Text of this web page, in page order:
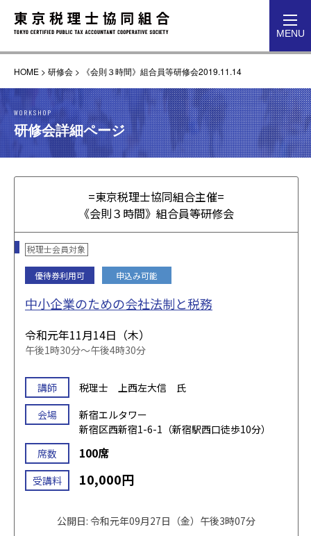
MENU
HOME > 研修会 > 《会則３時間》組合員等研修会2019.11.14
WORKSHOP
研修会詳細ページ
=東京税理士協同組合主催=
《会則３時間》組合員等研修会
税理士会員対象
優待券利用可 申込み可能
中小企業のための会社法制と税務
令和元年11月14日（木）
午後1時30分～午後4時30分
講師
税理士 上西左大信 氏
会場
新宿エルタワー
新宿区西新宿1-6-1（新宿駅西口徒歩10分）
席数
100席
受講料 10,000円
公開日: 令和元年09月27日（金）午後3時07分